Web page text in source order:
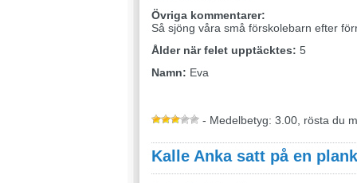
Övriga kommentarer:
Så sjöng våra små förskolebarn efter
Ålder när felet upptäcktes: 5
Namn: Eva
- Medelbetyg: 3.00, rösta du
Kalle Anka satt på en